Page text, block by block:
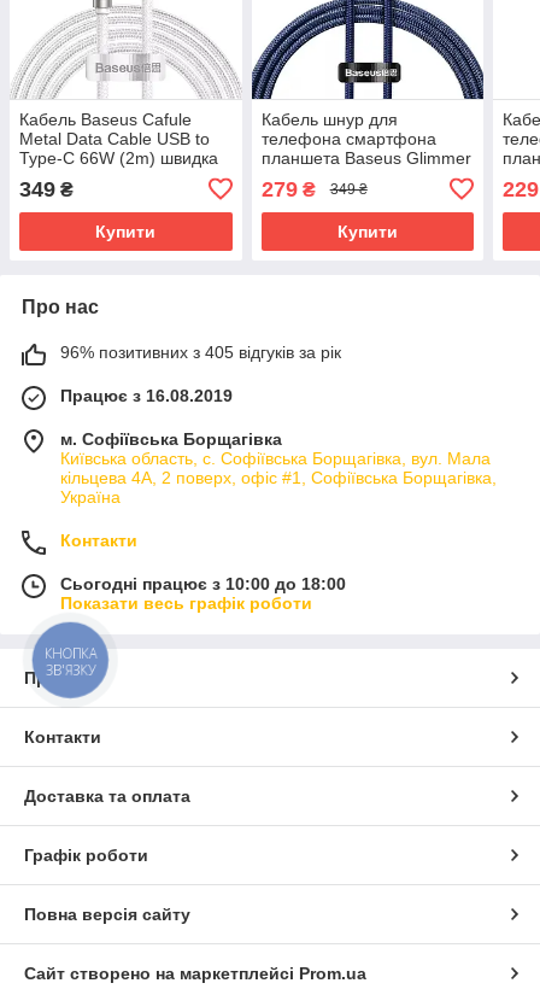
Кабель Baseus Cafule
Metal Data Cable USB to
Type-C 66W (2m) швидка
зарядка 2 м CAKF000202
349 ₴
Купити
Кабель шнур для
телефона смартфона
планшета Baseus Glimmer
(1м) Синій
279₴ 349 ₴
Купити
C to
229
Про нас
96% позитивних з 405 відгуків за рік
Працює з 16.08.2019
м. Софіївська Борщагівка
Київська область, с. Софіївська Борщагівка, вул. Мала
кільцева 4А, 2 поверх, офіс #1, Софіївська Борщагівка,
Україна
Контакти
Сьогодні працює з 10:00 до 18:00
Показати весь графік роботи
Про нас
Контакти
Доставка та оплата
Графік роботи
Повна версія сайту
Сайт створено на маркетплейсі Prom.ua
КНОПКА
ЗВ'ЯЗКУ